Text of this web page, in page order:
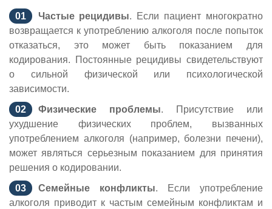
Частые рецидивы. Если пациент многократно
возвращается к употреблению алкоголя после попыток
отказаться, это может быть показанием для
кодирования. Постоянные рецидивы свидетельствуют
о сильной физической или психологической
зависимости.
Физические проблемы. Присутствие или
ухудшение физических проблем, вызванных
употреблением алкоголя (например, болезни печени),
может являться серьезным показанием для принятия
решения о кодировании.
Семейные конфликты. Если употребление
алкоголя приводит к частым семейным конфликтам и